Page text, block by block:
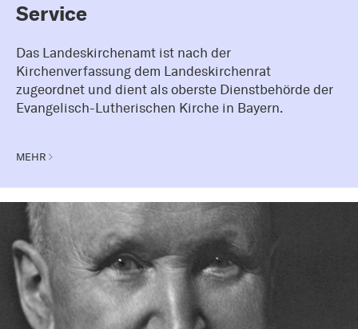
Service
Das Landeskirchenamt ist nach der
Kirchenverfassung dem Landeskirchenrat
zugeordnet und dient als oberste Dienstbehörde der
Evangelisch-Lutherischen Kirche in Bayern.
MEHR